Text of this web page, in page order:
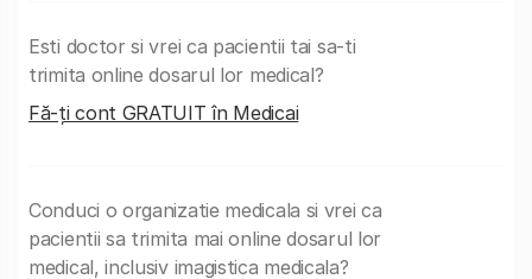
Esti doctor si vrei ca pacientii tai sa-ti
trimita online dosarul lor medical?
Fă-ți cont GRATUIT în Medicai
Conduci o organizatie medicala si vrei ca
pacientii sa trimita mai online dosarul lor
medical, inclusiv imagistica medicala?